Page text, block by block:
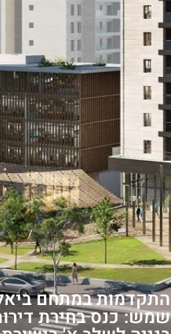
התקדמות במתחם
שמש: כנס בחירת